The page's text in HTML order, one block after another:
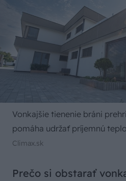
Vonkajšie tienenie bráni
pomáha udržať príjemnú
Climax.sk
Prečo si obstarať